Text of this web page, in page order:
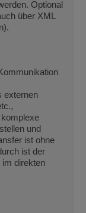
Optional
über XML
externen
komplexe
und
ist ohne
ist der
im direkten